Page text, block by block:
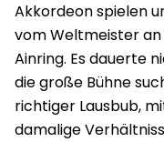
Akkordeon spielen
vom Weltmeister an
Ainring. Es dauerte
die große Bühne
richtiger Lausbub,
damalige